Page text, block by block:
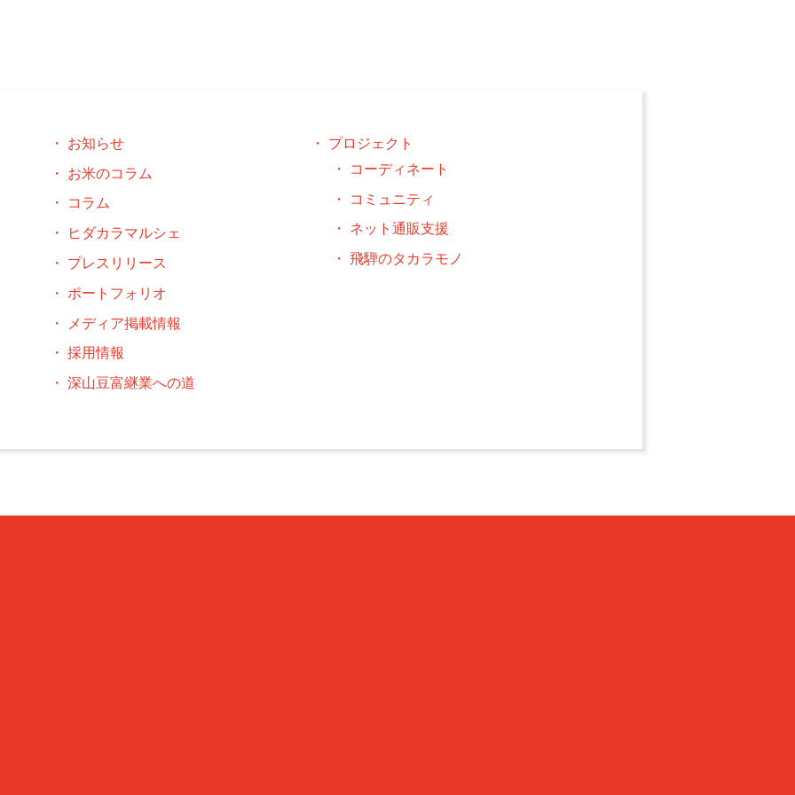
お知らせ
お米のコラム
コラム
ヒダカラマルシェ
プレスリリース
ポートフォリオ
メディア掲載情報
採用情報
深山豆富継業への道
プロジェクト
コーディネート
コミュニティ
ネット通販支援
飛騨のタカラモノ